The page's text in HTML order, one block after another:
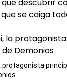
descubrir
se caiga
protagonista